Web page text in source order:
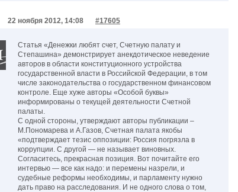
22 ноября 2012, 14:08 #17605
Статья «Денежки любят счет, Счетную палату и
Степашина» демонстрирует анекдотическое неведение
авторов в области конституционного устройства
государственной власти в Российской Федерации, в том
числе законодательства о государственном финансовом
контроле. Еще хуже авторы «Особой буквы»
информированы о текущей деятельности Счетной
палаты.
С одной стороны, утверждают авторы публикации –
М.Пономарева и А.Газов, Счетная палата якобы
«подтверждает тезис оппозиции: Россия погрязла в
коррупции. С другой — не называет виновных.
Согласитесь, прекрасная позиция. Вот почитайте его
интервью — все как надо: и перемены назрели, и
судебные реформы необходимы, и парламенту нужно
дать право на расследования. И не одного слова о том,